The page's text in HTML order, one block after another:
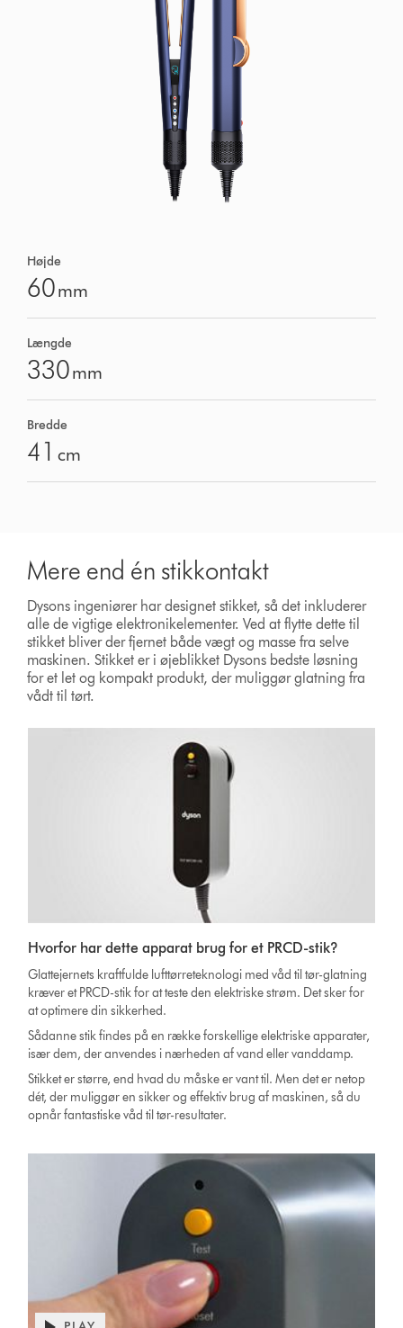
Højde
60mm
Længde
330mm
Bredde
41 cm
Mere end én stikkontakt
Dysons ingeniører har designet stikket, så det inkluderer
alle de vigtige elektronikelementer. Ved at flytte dette til
stikket bliver der fjernet både vægt og masse fra selve
maskinen. Stikket er i øjeblikket Dysons bedste løsning
for et let og kompakt produkt, der muliggør glatning fra
vådt til tørt.
Hvorfor har dette apparat brug for et PRCD-stik?
Glattejernets kraftfulde lufttørreteknologi med våd til tør-glatning
kræver et PRCD-stik for at teste den elektriske strøm. Det sker for
at optimere din sikkerhed.
Sådanne stik findes på en række forskellige elektriske apparater,
især dem, der anvendes i nærheden af vand eller vanddamp.
Stikket er større, end hvad du måske er vant til. Men det er netop
dét, der muliggør en sikker og effektiv brug af maskinen, så du
opnår fantastiske våd til tør-resultater.